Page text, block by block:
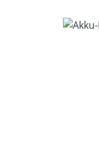
Bildergalerie